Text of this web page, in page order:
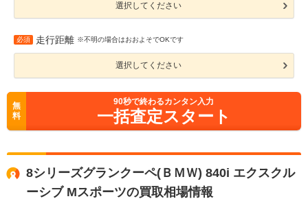
選択してください
必須 走行距離 ※不明の場合はおおよそでOKです
選択してください
無
料
90秒で終わるカンタン入力
一括査定スタート
8シリーズグランクーペ(ＢＭＷ) 840i エクスクル
ーシブ Mスポーツの買取相場情報